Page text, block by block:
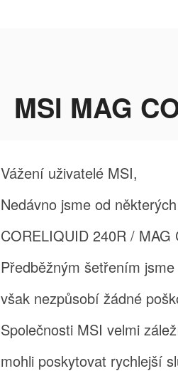
MSI MAG
Vážení uživatelé MSI,
Nedávno jsme od
CORELIQUID 240R /
Předběžným šetřením
však nezpůsobí žádné
Společnosti MSI velmi
mohli poskytovat rychlejší